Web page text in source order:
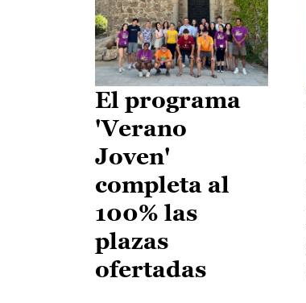
El programa
'Verano
Joven'
completa al
100% las
plazas
ofertadas